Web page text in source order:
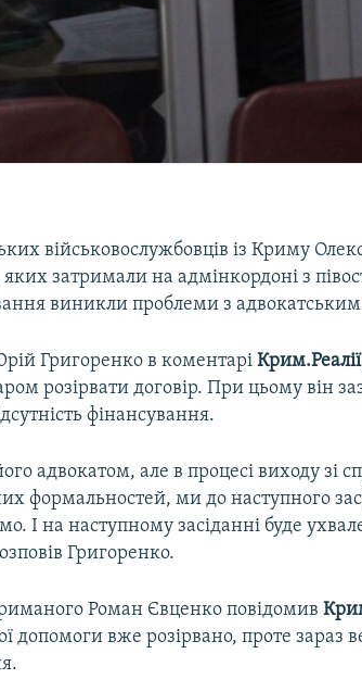
військовослужбовців із Криму
затримали на адмінкордоні з
виникли проблеми з
Григоренко в коментаріКрим.Реалії
розірвати договір. При цьому він
фінансування.
адвокатом, але в процесі виходу зі
формальностей, ми до наступного
І на наступному засіданні буде
Григоренко.
Роман Євценко повідомив
допомоги вже розірвано, проте зараз